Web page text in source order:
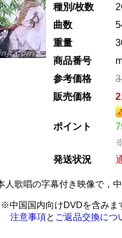
種別/枚数
曲数
重量
商品番号
参考価格
販売価格
ポイント
発送状況
人歌唱の字幕付き映像で，
※中国国内向けDVDを含みま
注意事項と ご返品交換につ